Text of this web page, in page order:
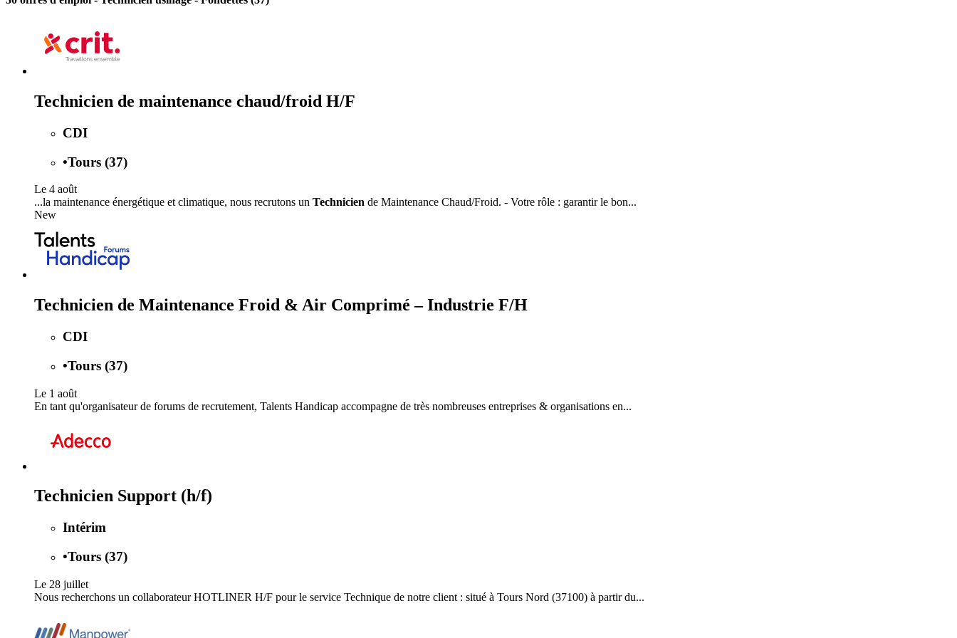
Technicien de maintenance chaud/froid H/F
CDI
•Tours (37)
Le 4 août
...la maintenance énergétique et climatique, nous recrutons un Technicien de Maintenance Chaud/Froid. - Votre rôle : garantir le bon...
New
Technicien de Maintenance Froid & Air Comprimé – Industrie F/H
CDI
•Tours (37)
Le 1 août
En tant qu'organisateur de forums de recrutement, Talents Handicap accompagne de très nombreuses entreprises & organisations en...
Technicien Support (h/f)
Intérim
•Tours (37)
Le 28 juillet
Nous recherchons un collaborateur HOTLINER H/F pour le service Technique de notre client : situé à Tours Nord (37100) à partir du...